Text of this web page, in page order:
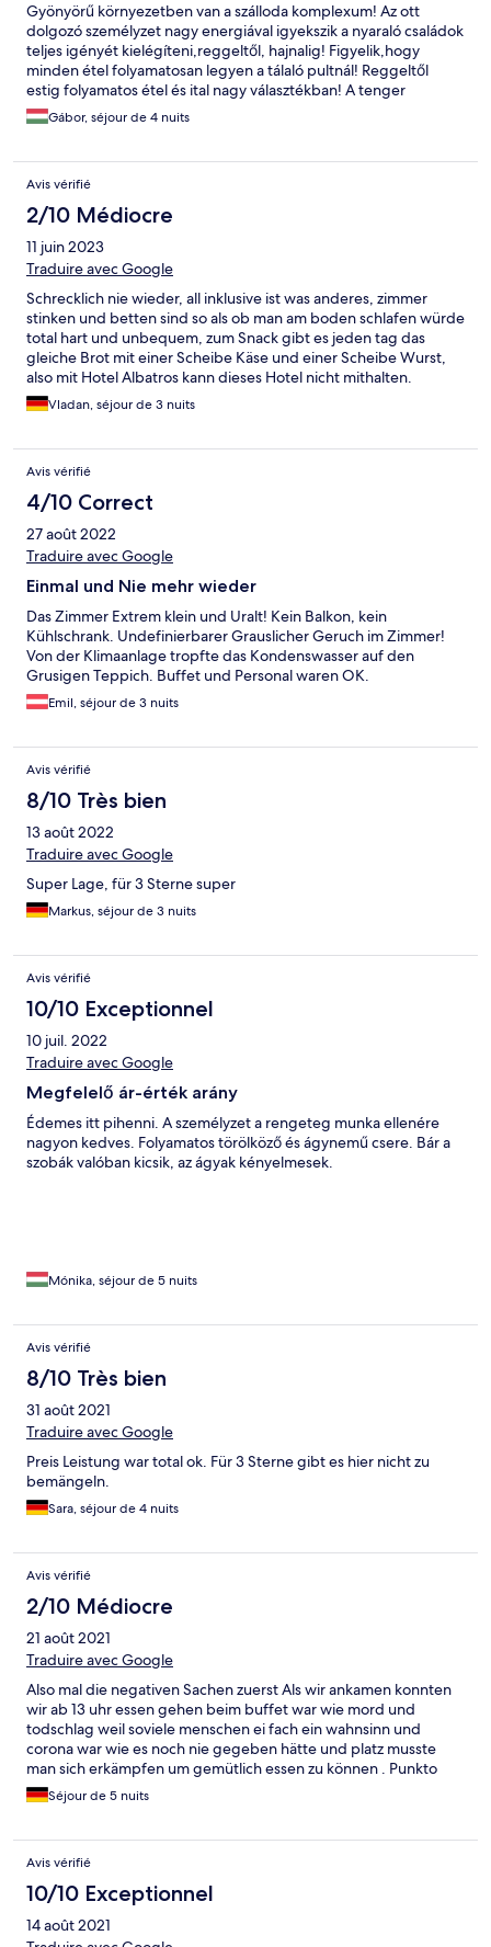
Gyönyörű környezetben van a szálloda komplexum! Az ott
dolgozó személyzet nagy energiával igyekszik a nyaraló családok
teljes igényét kielégíteni,reggeltől, hajnalig! Figyelik,hogy
minden étel folyamatosan legyen a tálaló pultnál! Reggeltől
estig folyamatos étel és ital nagy választékban! A tenger
közvetlen szállodával szemben van, tiszta és rendezett! Innét
minden elérhető! Hajó kirándulási lehetőség,ahol szintén jól
hétvégén,még tüzijáték is volt! Megéri az ár érték
arányt,mindenkinek ajánljuk! A szoba igazából kicsi,de ha valaki
nyaralni megy,megismerni a tájat és annak szépségét,kirándul és
mellette úton van,aludni bőven elég!
Gábor, séjour de 4 nuits
Avis vérifié
2/10 Médiocre
11 juin 2023
Traduire avec Google
Schrecklich nie wieder, all inklusive ist was anderes, zimmer
stinken und betten sind so als ob man am boden schlafen würde
total hart und unbequem, zum Snack gibt es jeden tag das
gleiche Brot mit einer Scheibe Käse und einer Scheibe Wurst,
also mit Hotel Albatros kann dieses Hotel nicht mithalten.
Vladan, séjour de 3 nuits
Avis vérifié
4/10 Correct
27 août 2022
Traduire avec Google
Einmal und Nie mehr wieder
Das Zimmer Extrem klein und Uralt! Kein Balkon, kein
Kühlschrank. Undefinierbarer Grauslicher Geruch im Zimmer!
Von der Klimaanlage tropfte das Kondenswasser auf den
Grusigen Teppich. Buffet und Personal waren OK.
Emil, séjour de 3 nuits
Avis vérifié
8/10 Très bien
13 août 2022
Traduire avec Google
Super Lage, für 3 Sterne super
Markus, séjour de 3 nuits
Avis vérifié
10/10 Exceptionnel
10 juil. 2022
Traduire avec Google
Megfelelő ár-érték arány
Édemes itt pihenni. A személyzet a rengeteg munka ellenére
nagyon kedves. Folyamatos törölköző és ágynemű csere. Bár a
szobák valóban kicsik, az ágyak kényelmesek.
Mónika, séjour de 5 nuits
Avis vérifié
8/10 Très bien
31 août 2021
Traduire avec Google
Preis Leistung war total ok. Für 3 Sterne gibt es hier nicht zu
bemängeln.
Sara, séjour de 4 nuits
Avis vérifié
2/10 Médiocre
21 août 2021
Traduire avec Google
Also mal die negativen Sachen zuerst Als wir ankamen konnten
wir ab 13 uhr essen gehen beim buffet war wie mord und
todschlag weil soviele menschen ei fach ein wahnsinn und
corona war wie es noch nie gegeben hätte und platz musste
man sich erkämpfen um gemütlich essen zu können . Punkto
essensauswahl naja eig jeden tag gab es nudeln mit pasta und
nie wirklich abwechslung aber das frühstück war bombe aber
suchen suchen.... Zimmer war auch nicht so besonders für all
inklusive mehr zu erwarten am ersten tag gleich die tür von der
,,terrasse '' kaputt. Jetzt zu den guten sachen Das meer war
nicht weit entfernt und war spitze und das personal sehr nett.
Aber das war es auch schon. Also ich kann dieses hotel nicht
Séjour de 5 nuits
Avis vérifié
10/10 Exceptionnel
14 août 2021